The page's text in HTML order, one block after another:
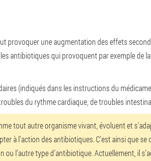
provoquer une augmentation des effets
antibiotiques qui provoquent par exemple de
(indiqués dans les instructions du
du rythme cardiaque, de troubles
tout autre organisme vivant, évoluent et
à l’action des antibiotiques. C’est ainsi que
ou l’autre type d’antibiotique. Actuellement, il